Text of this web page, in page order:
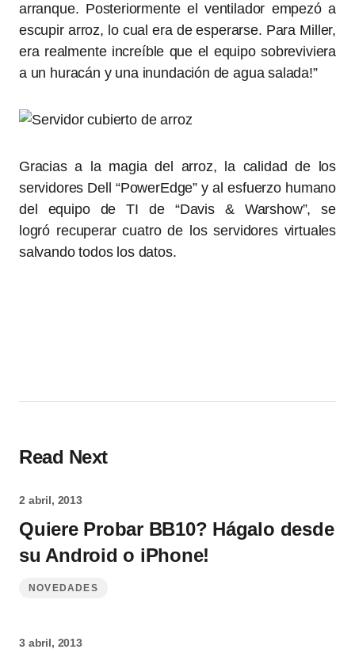
arranque. Posteriormente el ventilador empezó a
escupir arroz, lo cual era de esperarse. Para Miller,
era realmente increíble que el equipo sobreviviera
a un huracán y una inundación de agua salada!”
Gracias a la magia del arroz, la calidad de los
servidores Dell “PowerEdge” y al esfuerzo humano
del equipo de TI de “Davis & Warshow”, se
logró recuperar cuatro de los servidores virtuales
salvando todos los datos.
Read Next
2 abril, 2013
Quiere Probar BB10? Hágalo desde
su Android o iPhone!
NOVEDADES
3 abril, 2013